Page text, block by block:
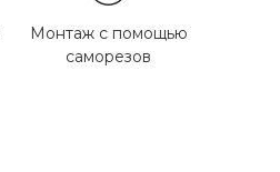
Монтаж с помощью
саморезов